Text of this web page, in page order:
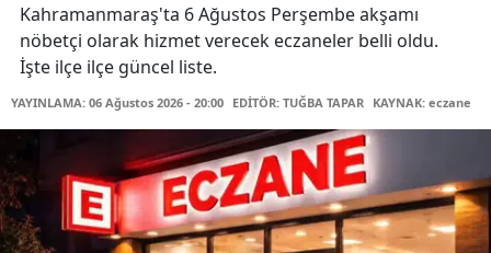
Kahramanmaraş'ta 6 Ağustos Perşembe akşamı
nöbetçi olarak hizmet verecek eczaneler belli oldu.
İşte ilçe ilçe güncel liste.
YAYINLAMA: 06 Ağustos 2026 - 20:00 EDİTÖR: TUĞBA TAPAR KAYNAK: eczane